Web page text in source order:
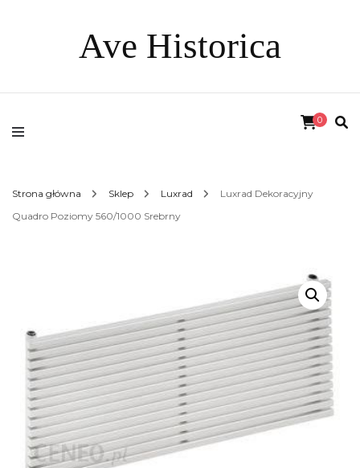
Ave Historica
0
Strona główna Sklep Luxrad
Luxrad Dekoracyjny
Quadro Poziomy 560/1000 Srebrny